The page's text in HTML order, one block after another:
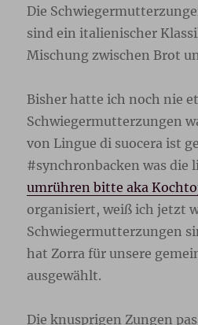
Die
sind ein italienischer
Mischung zwischen Brot
Bisher hatte ich noch nie
Schwiegermutterzungen
von Lingue di suocera ist
#synchronbacken was die
umrühren bitte aka
organisiert, weiß ich jetzt
Schwiegermutterzungen
hat Zorra für unsere
ausgewählt.
Die knusprigen Zungen